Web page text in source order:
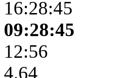
16:28:45
09:28:45
12:56
4.64